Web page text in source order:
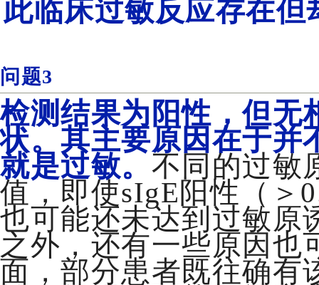
此临床过敏反应存在
问题3
检测结果为阳性，但无
状。 其主要原因在于并
就是过敏。 不同的过敏
值，即使sIgE阳性（＞
也可能还未达到过敏原
之外，还有一些原因也
面，部分患者既往确有